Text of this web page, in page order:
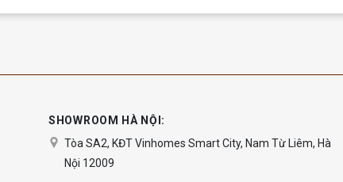
SHOWROOM HÀ NỘI:
Tòa SA2, KĐT Vinhomes Smart City, Nam Từ Liêm, Hà
Nội 12009